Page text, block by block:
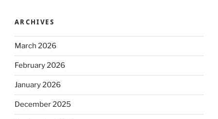
ARCHIVES
March 2026
February 2026
January 2026
December 2025